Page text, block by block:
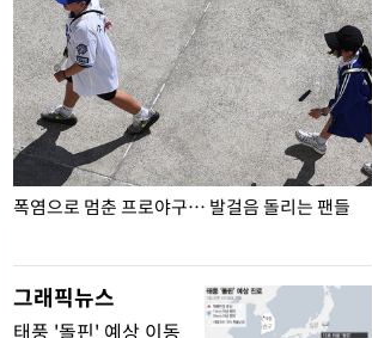
폭염으로 멈춘 프로야구… 발걸음 돌리는 팬들
그래픽뉴스
태풍 '돌핀' 예상 이동